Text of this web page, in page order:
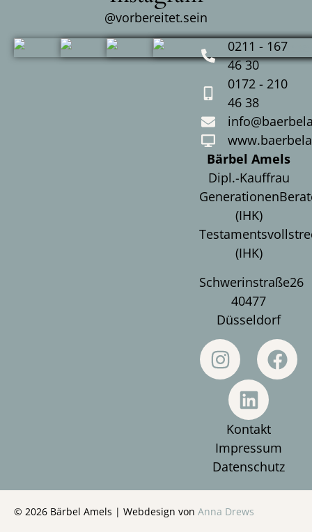
@vorbereitet.sein
0211 - 167
46 30
0172 - 210
46 38
Bärbel Amels
Dipl.-Kauffrau
(IHK)
(IHK)
Schwerinstraße26
40477
Düsseldorf
Kontakt
Impressum
Datenschutz
© 2026 Bärbel Amels | Webdesign von Anna Drews